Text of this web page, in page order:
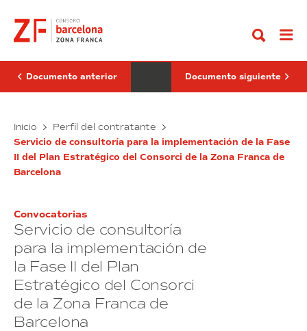
contenido
comunicación
corporativa
del
de
la Documento anterior
del
Consorcio
Barcelona
Documento siguiente
Inicio Perfil del contratante
Servicio de consultoría para la implementación de la Fase
II del Plan Estratégico del Consorci de la Zona Franca de
Barcelona
Convocatorias
Servicio de consultoría
para la implementación de
la Fase II del Plan
Estratégico del Consorci
de la Zona Franca de
Barcelona
de
comunicación
corporativa
del
la
Zona
de
Barcelona
telefonía
fija
Zona
de